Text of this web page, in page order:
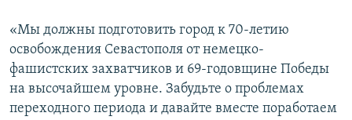
«Мы должны подготовить город к 70-летию
освобождения Севастополя от немецко-
фашистских захватчиков и 69-годовщине Победы
на высочайшем уровне. Забудьте о проблемах
переходного периода и давайте вместе поработаем